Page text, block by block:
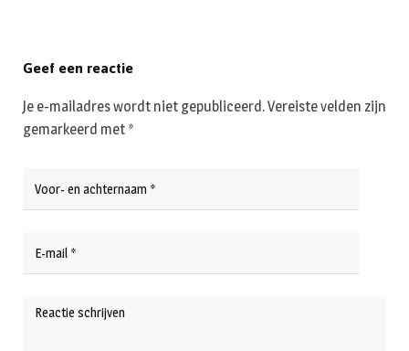
Geef een reactie
Je e-mailadres wordt niet gepubliceerd.Vereiste velden zijn
gemarkeerd met *